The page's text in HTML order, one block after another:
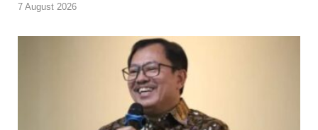
7 August 2026